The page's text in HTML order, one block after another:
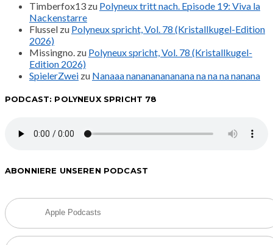
Timberfox13 zu Polyneux tritt nach. Episode 19: Viva la
Nackenstarre
Flussel zu Polyneux spricht, Vol. 78 (Kristallkugel-Edition
2026)
Missingno. zu Polyneux spricht, Vol. 78 (Kristallkugel-
Edition 2026)
SpielerZwei zu Nanaaa nanananananana na na na nanana
PODCAST: POLYNEUX SPRICHT 78
ABONNIERE UNSEREN PODCAST
Apple Podcasts